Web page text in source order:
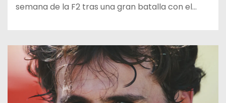
semana de la F2 tras una gran batalla con el…